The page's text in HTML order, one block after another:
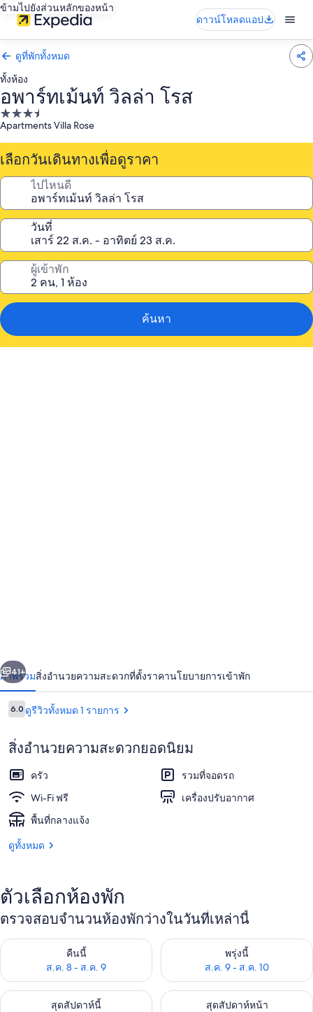
ข้ามไปยังส่วนหลักของหน้า
ดาวน์โหลดแอป
ดูที่พักทั้งหมด
ทั้งห้อง
อพาร์ทเม้นท์ วิลล่า โรส
ที่พัก
3.5
Apartments Villa Rose
เลือกวันเดินทางเพื่อดูราคา
ไปไหนดี
วันที่
ผู้เข้าพัก
ค้นหา
ท์
วิลล่า
โรส
า
ถัดไป
41+
ภาพรวมสิ่งอำนวยความสะดวกที่ตั้งราคานโยบายการเข้าพัก
รีวิว
6.06.0 จาก 10
ดูรีวิวทั้งหมด 1 รายการ
สิ่งอำนวยความสะดวกยอดนิยม
ครัว
รวมที่จอดรถ
Wi-Fi ฟรี
เครื่องปรับอากาศ
พื้นที่กลางแจ้ง
ดูทั้งหมด
ตัวเลือกห้องพัก
ตรวจสอบจำนวนห้องพักว่างในวันที่เหล่านี้
คืนนี้
ส.ค. 8 - ส.ค. 9
ตรวจสอบจำนวนห้องพักว่างในคืนนี้ ส.ค. 8 - ส.ค. 9พรุ่งนี้
ส.ค. 9 - ส.ค. 10
ตรวจสอบจำนวนห้องพักว่างใน
สุดสัปดาห์นี้
ตรวจสอบจำนวนห้องพักว่างในสุดสัปดาห์นี้ ส.ค. 14 - ส.ค. 16
สุดสัปดาห์หน้า
ตรวจสอบจำนวนห้องพักว่างใน